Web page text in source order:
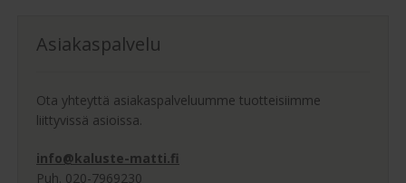
Asiakaspalvelu
Ota yhteyttä asiakaspalveluumme tuotteisiimme
liittyvissä asioissa.
info@kaluste-matti.fi
Puh. 020-7969230